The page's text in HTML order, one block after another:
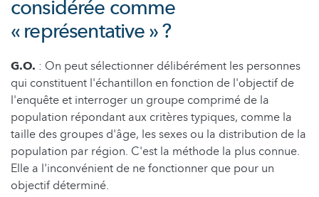
considérée comme
« représentative » ?
G.O. : On peut sélectionner délibérément les personnes
qui constituent l'échantillon en fonction de l'objectif de
l'enquête et interroger un groupe comprimé de la
population répondant aux critères typiques, comme la
taille des groupes d'âge, les sexes ou la distribution de la
population par région. C'est la méthode la plus connue.
Elle a l'inconvénient de ne fonctionner que pour un
objectif déterminé.